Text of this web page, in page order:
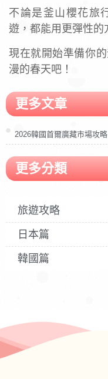
不論是釜山櫻花旅
遊，都能用更彈性的
現在就開始準備你
漫的春天吧！
更多文章
2026韓國首爾廣藏市場攻
更多分類
旅遊攻略
日本篇
韓國篇